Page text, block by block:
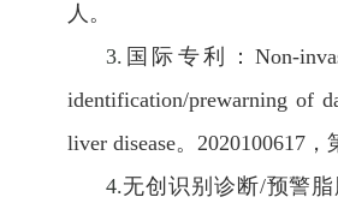
人。
3. 国际专利：Non-
identification/prewarning of
liver disease。2020100617，
4.无创识别诊断/预警